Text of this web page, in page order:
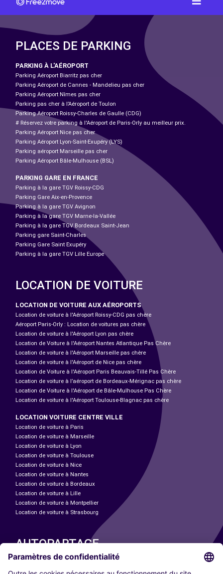
PLACES DE PARKING
PARKING À L'AÉROPORT
Parking Aéroport Biarritz pas cher
Parking Aéroport de Cannes - Mandelieu pas cher
Parking Aéroport Nîmes pas cher
Parking pas cher à l’Aéroport de Toulon
Parking Aéroport Roissy-Charles de Gaulle (CDG)
# Réservez votre parking à l'Aéroport de Paris-Orly au meilleur prix.
Parking Aéroport Nice pas cher
Parking Aéroport Lyon-Saint-Exupéry (LYS)
Parking aéroport Marseille pas cher
Parking Aéroport Bâle-Mulhouse (BSL)
PARKING GARE EN FRANCE
Parking à la gare TGV Roissy-CDG
Parking Gare Aix-en-Provence
Parking à la gare TGV Avignon
Parking à la gare TGV Marne-la-Vallée
Parking à la gare TGV Bordeaux Saint-Jean
Parking gare Saint-Charles
Parking Gare Saint Exupéry
Parking à la gare TGV Lille Europe
LOCATION DE VOITURE
LOCATION DE VOITURE AUX AÉROPORTS
Location de voiture à l'Aéroport Roissy-CDG pas chère
Aéroport Paris-Orly : Location de voitures pas chère
Location de voiture à l'Aéroport Lyon pas chère
Location de Voiture à l'Aéroport Nantes Atlantique Pas Chère
Location de voiture à l'Aéroport Marseille pas chère
Location de voiture à l'Aéroport de Nice pas chère
Location de Voiture à l'Aéroport Paris Beauvais-Tillé Pas Chère
Location de voiture à l’aéroport de Bordeaux-Mérignac pas chère
Location de Voiture à l'Aéroport de Bâle-Mulhouse Pas Chère
Location de voiture à l'Aéroport Toulouse-Blagnac pas chère
LOCATION VOITURE CENTRE VILLE
Location de voiture à Paris
Location de voiture à Marseille
Location de voiture à Lyon
Location de voiture à Toulouse
Location de voiture à Nice
Location de voiture à Nantes
Location de voiture à Bordeaux
Location de voiture à Lille
Location de voiture à Montpellier
Location de voiture à Strasbourg
AUTOPARTAGE